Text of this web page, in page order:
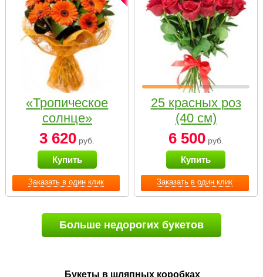
Заказать в один клик
«Тропическое
солнце»
3 620 руб.
Купить
Заказать в один клик
25 красных роз
(40 см)
6 500руб.
Купить
Больше недорогих букетов
Букеты в шляпных коробках